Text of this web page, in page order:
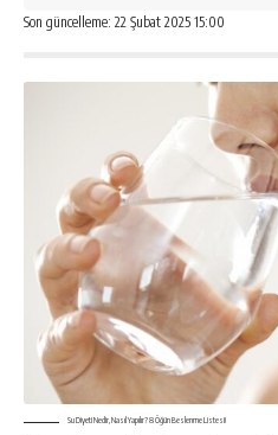
Son güncelleme: 22 Şubat 2025 15:00
Su Diyeti Nedir, Nasıl Yapılır? 8 Öğün Beslenme Listesi!